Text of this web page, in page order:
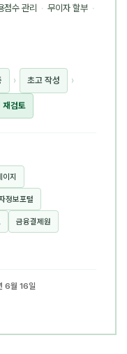
점수 관리 · 무이자 할부 ·
› 초고 작성 ›
재검토
지
정보포털
금융결제원
6월 16일